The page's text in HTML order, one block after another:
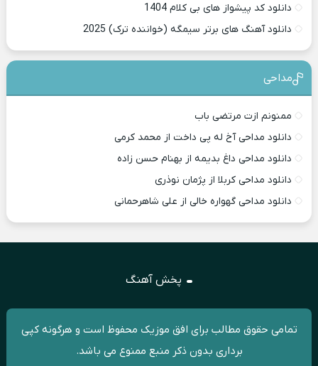
دانلود کد پیشواز های بی کلام 1404
دانلود آهنگ های برتر سیمگه (خواننده ترک) 2025
مداحی
ممنونم ازت مرتضی باب
دانلود مداحی آخ له پی داخت از محمد کرمی
دانلود مداحی داغ بدیمه از بهنام حسن زاده
دانلود مداحی کربلا از پژمان نوذری
دانلود مداحی گهواره خالی از علی شاهرحمانی
پخش آهنگ
تمامی حقوق مطالب برای افق موزیک محفوظ است و هرگونه کپی
برداری بدون ذکر منبع ممنوع می باشد.